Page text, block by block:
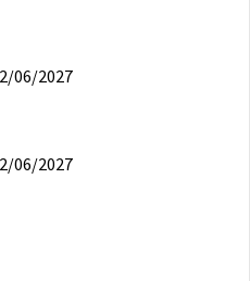
06/2027
06/2027